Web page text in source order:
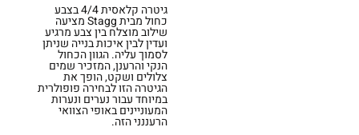
גיטרה קלאסית 4/4 בצבע
כחול מבית Stagg מציעה
שילוב מוצלח בין צבע מרגיע
ועדין לבין איכות בנייה שניתן
לסמוך עליה. הגוון הכחול
הנקי והרענן, המזכיר שמים
צלולים ושקט, הופך את
הגיטרה הזו לבחירה פופולרית
במיוחד עבור נערים ונערות
המעוניינים באופי הצוואי
הרעננני הזה.